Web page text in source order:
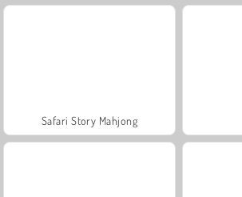
Safari Story Mahjong